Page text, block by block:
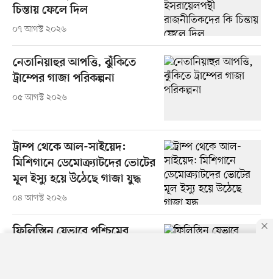
চিন্তায় ফেলে দিল
০৭ আগস্ট ২০২৬
নেতানিয়াহুর আপত্তি, ঝুঁকিতে
ট্রাম্পের গাজা পরিকল্পনা
০৫ আগস্ট ২০২৬
ট্রাম্প থেকে আল-সাইয়েদ:
মিশিগানে ডেমোক্র্যাটদের ভোটের
মূল ইস্যু হয়ে উঠেছে গাজা যুদ্ধ
০৪ আগস্ট ২০২৬
ফিলিস্তিন যেভাবে পশ্চিমের